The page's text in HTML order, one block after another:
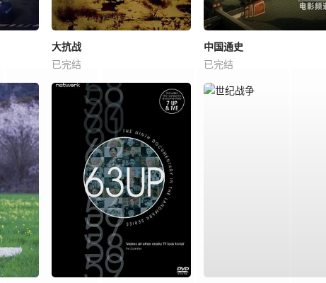
大抗战
已完结
中国通史
已完结